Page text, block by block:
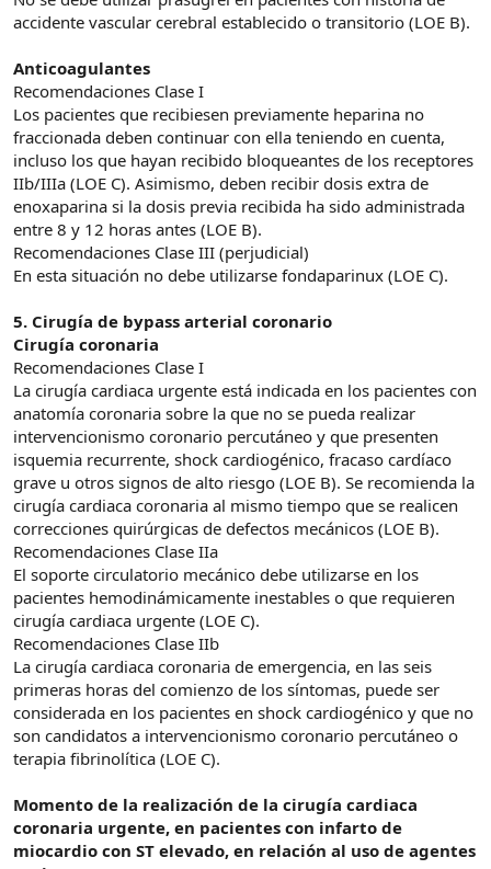
accidente vascular cerebral establecido o transitorio (LOE B).
Anticoagulantes
Recomendaciones Clase I
Los pacientes que recibiesen previamente heparina no
fraccionada deben continuar con ella teniendo en cuenta,
incluso los que hayan recibido bloqueantes de los receptores
IIb/IIIa (LOE C). Asimismo, deben recibir dosis extra de
enoxaparina si la dosis previa recibida ha sido administrada
entre 8 y 12 horas antes (LOE B).
Recomendaciones Clase III (perjudicial)
En esta situación no debe utilizarse fondaparinux (LOE C).
5. Cirugía de bypass arterial coronario
Cirugía coronaria
Recomendaciones Clase I
La cirugía cardiaca urgente está indicada en los pacientes con
anatomía coronaria sobre la que no se pueda realizar
intervencionismo coronario percutáneo y que presenten
isquemia recurrente, shock cardiogénico, fracaso cardíaco
grave u otros signos de alto riesgo (LOE B). Se recomienda la
cirugía cardiaca coronaria al mismo tiempo que se realicen
correcciones quirúrgicas de defectos mecánicos (LOE B).
Recomendaciones Clase IIa
El soporte circulatorio mecánico debe utilizarse en los
pacientes hemodinámicamente inestables o que requieren
cirugía cardiaca urgente (LOE C).
Recomendaciones Clase IIb
La cirugía cardiaca coronaria de emergencia, en las seis
primeras horas del comienzo de los síntomas, puede ser
considerada en los pacientes en shock cardiogénico y que no
son candidatos a intervencionismo coronario percutáneo o
terapia fibrinolítica (LOE C).
Momento de la realización de la cirugía cardiaca
coronaria urgente, en pacientes con infarto de
miocardio con ST elevado, en relación al uso de agentes